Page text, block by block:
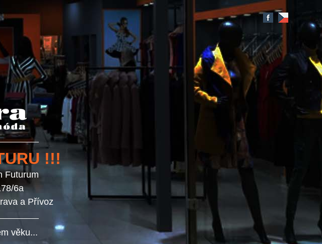
!!!
Futurum
6a
a Přívoz
věku...